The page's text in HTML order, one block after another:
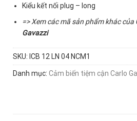
Kiểu kết nối plug – long
=> Xem các mã sản phẩm khác của
Gavazzi
SKU: ICB 12 LN 04 NCM1
Danh mục: Cảm biến tiệm cận Carlo